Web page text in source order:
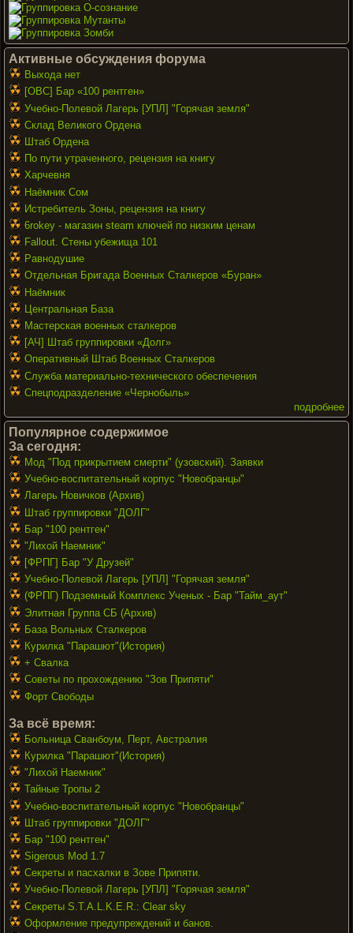
Активные обсуждения форума
Выхода нет
[ОВС] Бар «100 рентген»
Учебно-Полевой Лагерь [УПЛ] "Горячая земля"
Склад Великого Ордена
Штаб Ордена
По пути утраченного, рецензия на книгу
Харчевня
Наёмник Сом
Истребитель Зоны, рецензия на книгу
6rokey - магазин steam ключей по низким ценам
Fallout. Стены убежища 101
Равнодушие
Отдельная Бригада Военных Сталкеров «Буран»
Наёмник
Центральная База
Мастерская военных сталкеров
[АЧ] Штаб группировки «Долг»
Оперативный Штаб Военных Сталкеров
Служба материально-технического обеспечения
Спецподразделение «Чернобыль»
подробнее
Популярное содержимое
За сегодня:
Мод "Под прикрытием смерти" (узовский). Заявки
Учебно-воспитательный корпус "Новобранцы"
Лагерь Новичков (Архив)
Штаб группировки "ДОЛГ"
Бар "100 рентген"
"Лихой Наемник"
[ФРПГ] Бар "У Друзей"
Учебно-Полевой Лагерь [УПЛ] "Горячая земля"
(ФРПГ) Подземный Комплекс Ученых - Бар "Тайм_аут"
Элитная Группа СБ (Архив)
База Вольных Сталкеров
Курилка "Парашют"(История)
+ Свалка
Советы по прохождению "Зов Припяти"
Форт Свободы
За всё время:
Больница Сванбоум, Перт, Австралия
Курилка "Парашют"(История)
"Лихой Наемник"
Тайные Тропы 2
Учебно-воспитательный корпус "Новобранцы"
Штаб группировки "ДОЛГ"
Бар "100 рентген"
Sigerous Mod 1.7
Секреты и пасхалки в Зове Припяти.
Учебно-Полевой Лагерь [УПЛ] "Горячая земля"
Секреты S.T.A.L.K.E.R.: Clear sky
Оформление предупреждений и банов.